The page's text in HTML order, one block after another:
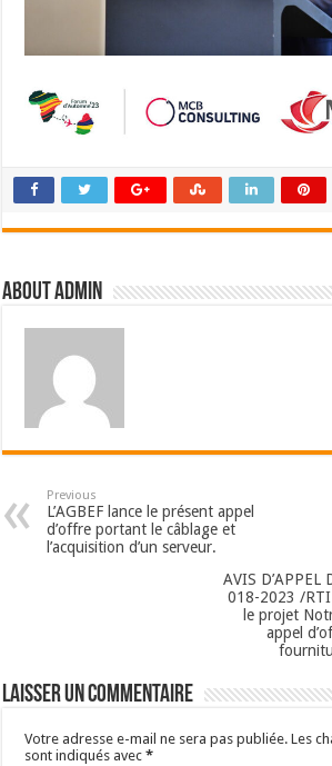
About admin
Previous
L’AGBEF lance le présent appel
d’offre portant le câblage et
l’acquisition d’un serveur.
AVIS D’APPEL
018-2023 /
le projet
appel
Laisser un commentaire
Votre adresse e-mail ne sera pas publiée. Les
sont indiqués avec*